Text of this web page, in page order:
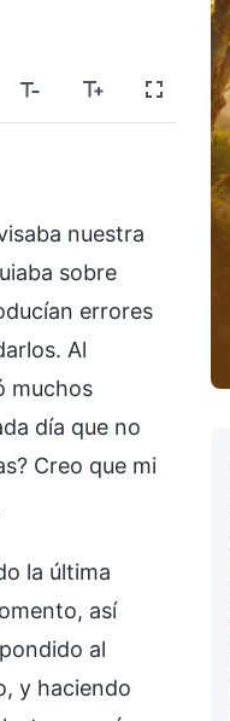
nuestra
sobre
errores
Al
muchos
día que no
Creo que mi
la última
así
al
y haciendo